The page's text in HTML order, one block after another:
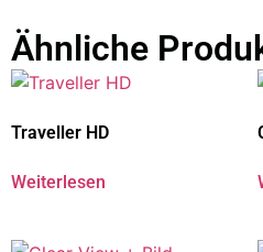
Ähnliche
Traveller HD
Weiterlesen